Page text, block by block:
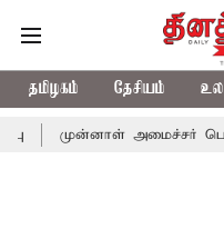
தமிழகம் தேசியம்
அமைச்சர் பொன்முடிக்கு